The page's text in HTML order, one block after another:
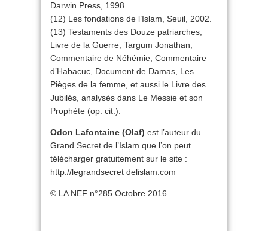
Darwin Press, 1998.
(12) Les fondations de l’Islam, Seuil, 2002.
(13) Testaments des Douze patriarches,
Livre de la Guerre, Targum Jonathan,
Commentaire de Néhémie, Commentaire
d’Habacuc, Document de Damas, Les
Pièges de la femme, et aussi le Livre des
Jubilés, analysés dans Le Messie et son
Prophète (op. cit.).
Odon Lafontaine (Olaf) est l’auteur du
Grand Secret de l’Islam que l’on peut
télécharger gratuitement sur le site :
http://legrandsecret delislam.com
© LA NEF n°285 Octobre 2016